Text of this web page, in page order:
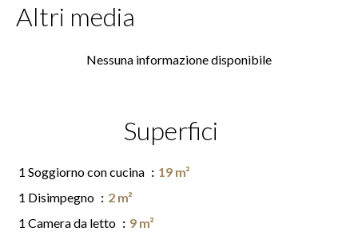
Altri media
Nessuna informazione disponibile
Superfici
1 Soggiorno con cucina
19 m²
1 Disimpegno
2 m²
1 Camera da letto
9 m²